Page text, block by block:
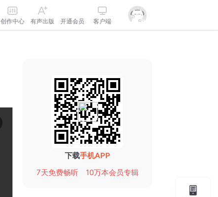
创作中心 有声出版 开通会员 客户端
下载手机APP
7天免费畅听
10万本会员专辑